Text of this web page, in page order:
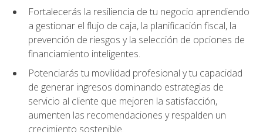
Fortalecerás la resiliencia de tu negocio aprendiendo
a gestionar el flujo de caja, la planificación fiscal, la
prevención de riesgos y la selección de opciones de
financiamiento inteligentes.
Potenciarás tu movilidad profesional y tu capacidad
de generar ingresos dominando estrategias de
servicio al cliente que mejoren la satisfacción,
aumenten las recomendaciones y respalden un
crecimiento sostenible.